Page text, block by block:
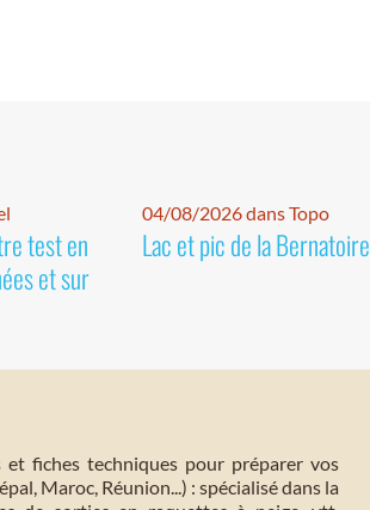
test en
et sur
04/08/2026 dans Topo
Lac et pic de la Bernatoire
et fiches techniques pour préparer vos
Maroc, Réunion...) : spécialisé dans la